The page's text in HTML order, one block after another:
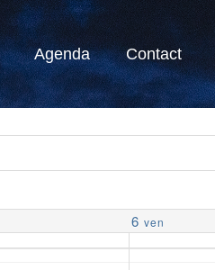
Agenda Contact
6 ven